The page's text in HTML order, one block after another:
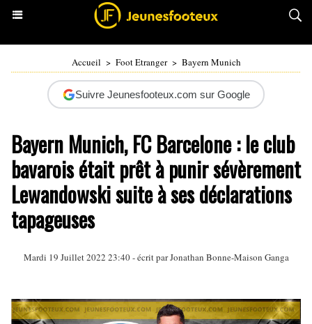
Accueil > Foot Etranger > Bayern Munich
Suivre Jeunesfooteux.com sur Google
Bayern Munich, FC Barcelone : le club
bavarois était prêt à punir sévèrement
Lewandowski suite à ses déclarations
tapageuses
Mardi 19 Juillet 2022 23:40 - écrit parJonathan Bonne-Maison Ganga